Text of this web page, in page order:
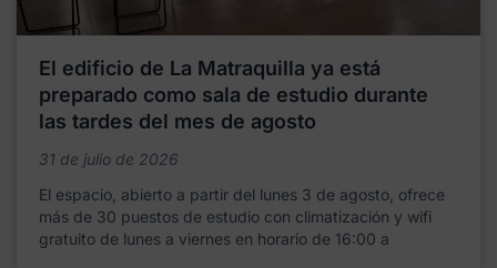
El edificio de La Matraquilla ya está
preparado como sala de estudio durante
las tardes del mes de agosto
31 de julio de 2026
El espacio, abierto a partir del lunes 3 de agosto, ofrece
más de 30 puestos de estudio con climatización y wifi
gratuito de lunes a viernes en horario de 16:00 a